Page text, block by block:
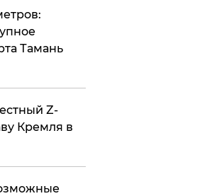
Тамань
Z-
Кремля в